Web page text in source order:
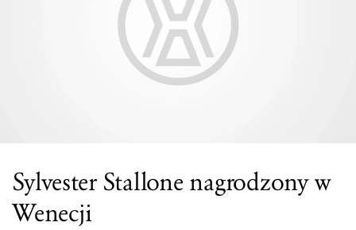
Sylvester Stallone nagrodzony w
Wenecji